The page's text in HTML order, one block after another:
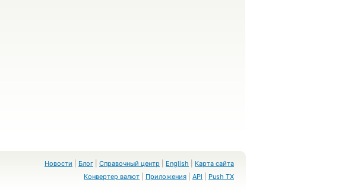
Новости Блог Справочный центр English
Карта сайта
Конвертер валют
Приложения API Push TX